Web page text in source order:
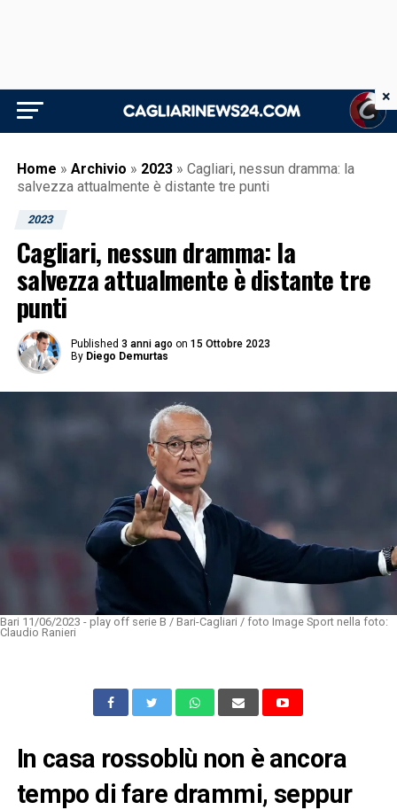
Home » Archivio » 2023 » Cagliari, nessun dramma: la
salvezza attualmente è distante tre punti
2023
Cagliari, nessun dramma: la
salvezza attualmente è distante tre
punti
Published 3 anni ago on 15 Ottobre 2023
By Diego Demurtas
Bari 11/06/2023 - play off serie B / Bari-Cagliari / foto Image Sport nella foto:
Claudio Ranieri
In casa rossoblù non è ancora
tempo di fare drammi, seppur
×